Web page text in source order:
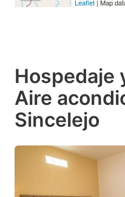
Leaflet | Map
Hospedaje
Aire
Sincelejo